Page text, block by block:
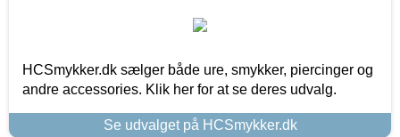
HCSmykker.dk sælger både ure, smykker, piercinger og
andre accessories. Klik her for at se deres udvalg.
Se udvalget på HCSmykker.dk